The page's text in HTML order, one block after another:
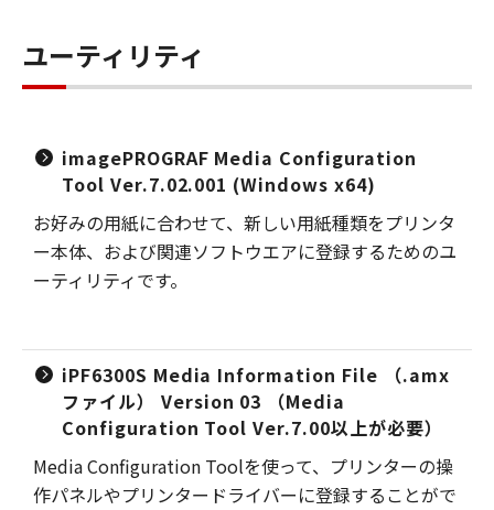
ユーティリティ
imagePROGRAF Media Configuration
Tool Ver.7.02.001 (Windows x64)
お好みの用紙に合わせて、新しい用紙種類をプリンタ
ー本体、および関連ソフトウエアに登録するためのユ
ーティリティです。
iPF6300S Media Information File （.amx
ファイル） Version 03 （Media
Configuration Tool Ver.7.00以上が必要）
Media Configuration Toolを使って、プリンターの操
作パネルやプリンタードライバーに登録することがで